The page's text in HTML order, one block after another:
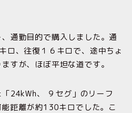
通勤目的で購入しました。通
ロ、往復１６キロで、途中ちょ
すが、ほぼ平坦な道です。
24kWh、 ９セグ」のリーフ
距離が約130キロでした。こ